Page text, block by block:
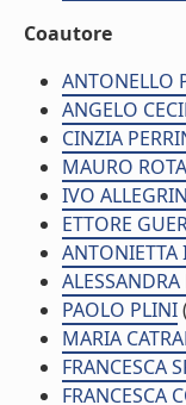
Coautore
ANTONELLO
ANGELO
CINZIA
MAURO
IVO
ETTORE
ANTONIETTA
PAOLO PLINI
MARIA
FRANCESCA
FRANCESCA